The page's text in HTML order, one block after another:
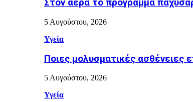
Στον αέρα το πρόγραμμα
5 Αυγούστου, 2026
Υγεία
Ποιες μολυσματικές ασθένειες
5 Αυγούστου, 2026
Υγεία